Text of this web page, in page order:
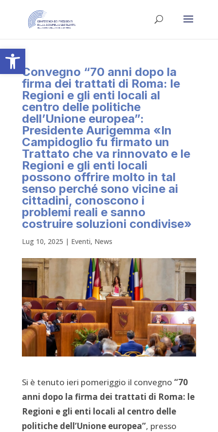
Apri la barra degli strumenti
Convegno “70 anni dopo la
firma dei trattati di Roma: le
Regioni e gli enti locali al
centro delle politiche
dell’Unione europea”:
Presidente Aurigemma «In
Campidoglio fu firmato un
Trattato che va rinnovato e le
Regioni e gli enti locali
possono offrire molto in tal
senso perché sono vicine ai
cittadini, conoscono i
problemi reali e sanno
costruire soluzioni condivise»
Lug 10, 2025 | Eventi, News
Si è tenuto ieri pomeriggio il convegno “70
anni dopo la firma dei trattati di Roma: le
Regioni e gli enti locali al centro delle
politiche dell’Unione europea”, presso